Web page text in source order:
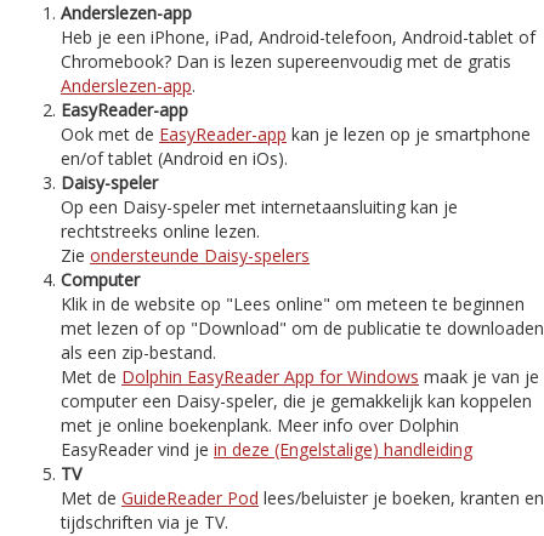
Anderslezen-app
Heb je een iPhone, iPad, Android-telefoon, Android-tablet of
Chromebook? Dan is lezen supereenvoudig met de gratis
Anderslezen-app.
EasyReader-app
Ook met de EasyReader-app kan je lezen op je smartphone
en/of tablet (Android en iOs).
Daisy-speler
Op een Daisy-speler met internetaansluiting kan je
rechtstreeks online lezen.
Zie ondersteunde Daisy-spelers
Computer
Klik in de website op "Lees online" om meteen te beginnen
met lezen of op "Download" om de publicatie te downloaden
als een zip-bestand.
Met de Dolphin EasyReader App for Windows maak je van je
computer een Daisy-speler, die je gemakkelijk kan koppelen
met je online boekenplank. Meer info over Dolphin
EasyReader vind je in deze (Engelstalige) handleiding
TV
Met de GuideReader Pod lees/beluister je boeken, kranten en
tijdschriften via je TV.